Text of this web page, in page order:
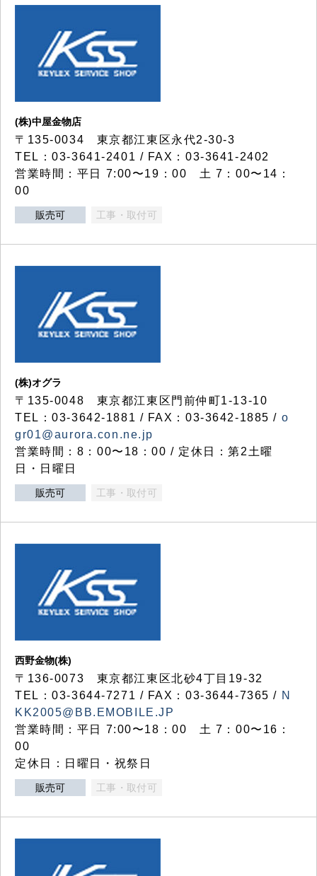
(株)中屋金物店
〒135-0034 東京都江東区永代2-30-3
TEL：03-3641-2401 / FAX：03-3641-2402
営業時間：平日 7:00〜19：00 土 7：00〜14：
00
販売可 工事・取付可
(株)オグラ
〒135-0048 東京都江東区門前仲町1-13-10
TEL：03-3642-1881 / FAX：03-3642-1885 / o
gr01@aurora.con.ne.jp
営業時間：8：00〜18：00 / 定休日：第2土曜
日・日曜日
販売可 工事・取付可
西野金物(株)
〒136-0073 東京都江東区北砂4丁目19-32
TEL：03‐3644‐7271 / FAX：03-3644-7365 / N
KK2005@BB.EMOBILE.JP
営業時間：平日 7:00〜18：00 土 7：00〜16：
00
定休日：日曜日・祝祭日
販売可 工事・取付可